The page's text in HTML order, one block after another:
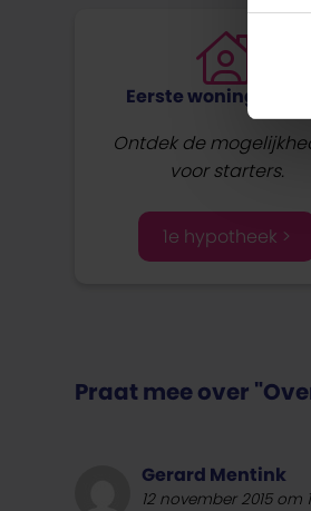
Eerste woning
Ontdek de
voor starters.
1e hypotheek >
Praat mee over
Gerard Mentink
12 november 2015 om